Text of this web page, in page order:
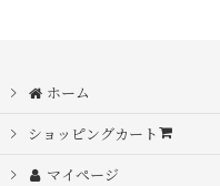
ホーム
ショッピングカート
マイページ